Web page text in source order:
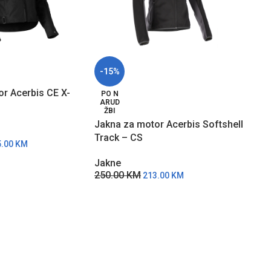
Acerbis CE X-
KM
-15%
PO N
ARUD
ŽBI
Jakna za motor Acerbis Softshell
Track – CS
Jakne
250.00KM 213.00 KM